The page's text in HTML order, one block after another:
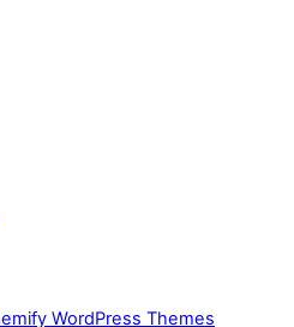
WordPress Themes